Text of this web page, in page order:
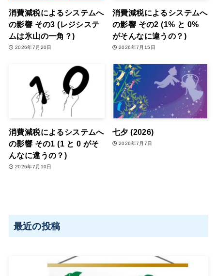
消費減税によるシステムへ
の影響 その3 (レジシステ
ムは氷山の一角？)
2026年7月20日
消費減税によるシステムへ
の影響 その2 (1% と 0%
がそんなに違うの？)
2026年7月15日
消費減税によるシステムへ
の影響 その1 (1 と 0 がそ
んなに違うの？)
2026年7月10日
七夕 (2026)
2026年7月7日
最近の投稿